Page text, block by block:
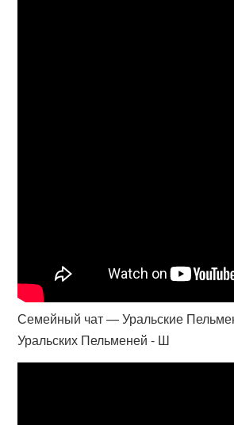
Семейный чат — Уральские
Уральских Пельменей - Ш